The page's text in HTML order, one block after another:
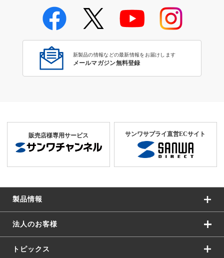
新製品の情報などの最新情報をお届けします
メールマガジン無料登録
販売店様専用サービス サンワサプライ直営ECサイト
製品情報
法人のお客様
トピックス